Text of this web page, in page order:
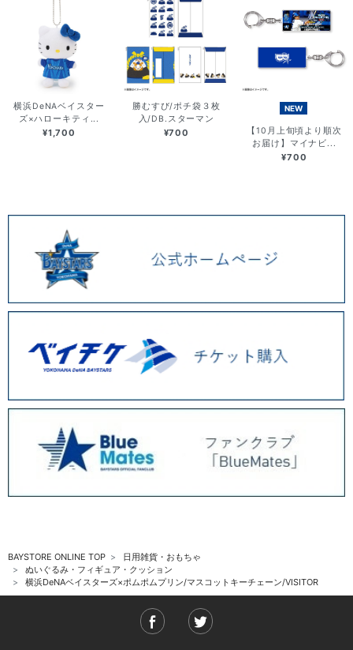
横浜DeNAベイスター
ズ×ハローキティ...
¥1,700
勝むすび/ポチ袋３枚
入/DB.スターマン
¥700
NEW
【10月上旬頃より順次
お届け】マイナビ...
¥700
BAYSTORE ONLINE TOP
日用雑貨・おもちゃ
ぬいぐるみ・フィギュア・クッション
横浜DeNAベイスターズ×ポムポムプリン/マスコットキーチェーン/VISITOR